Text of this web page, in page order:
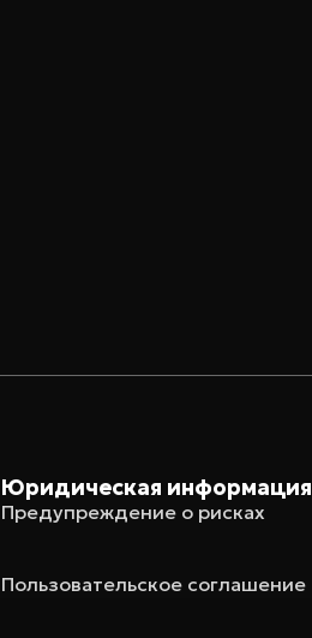
Юридическая информация
Предупреждение о рисках
Пользовательское соглашение